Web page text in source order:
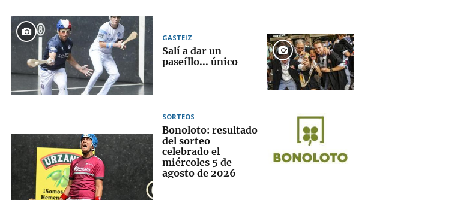
GASTEIZ
Salí a dar un
paseíllo... único
SORTEOS
Bonoloto: resultado
del sorteo
celebrado el
miércoles 5 de
agosto de 2026